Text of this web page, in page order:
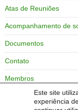
Este site
experiência
Atas de Reuniões
Acompanhamento de
Documentos
Contato
Membros
Zoneamento do